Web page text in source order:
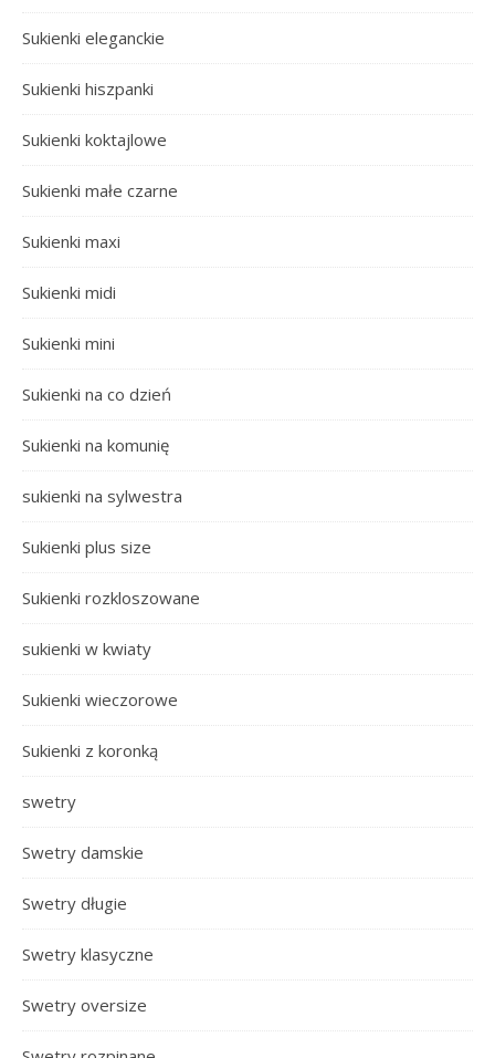
Sukienki eleganckie
Sukienki hiszpanki
Sukienki koktajlowe
Sukienki małe czarne
Sukienki maxi
Sukienki midi
Sukienki mini
Sukienki na co dzień
Sukienki na komunię
sukienki na sylwestra
Sukienki plus size
Sukienki rozkloszowane
sukienki w kwiaty
Sukienki wieczorowe
Sukienki z koronką
swetry
Swetry damskie
Swetry długie
Swetry klasyczne
Swetry oversize